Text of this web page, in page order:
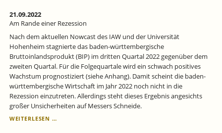
ARBEITSMARKT?
21.09.2022
Am Rande einer Rezession
Nach dem aktuellen Nowcast des IAW und der Universität
Hohenheim stagnierte das baden-württembergische
Bruttoinlandsprodukt (BIP) im dritten Quartal 2022 gegenüber dem
zweiten Quartal. Für die Folgequartale wird ein schwach positives
Wachstum prognostiziert (siehe Anhang). Damit scheint die baden-
württembergische Wirtschaft im Jahr 2022 noch nicht in die
Rezession einzutreten. Allerdings steht dieses Ergebnis angesichts
großer Unsicherheiten auf Messers Schneide.
WEITERLESEN …AM